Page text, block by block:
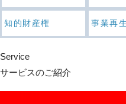
知的財産権 事業再
Service
サービスのご紹介